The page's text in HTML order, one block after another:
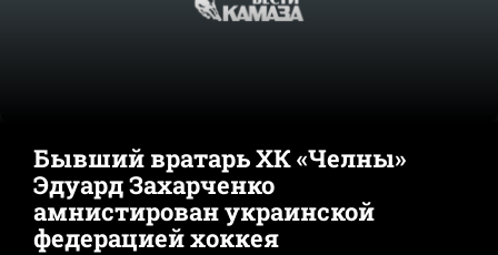
Бывший вратарь ХК «Челны»
Эдуард Захарченко
амнистирован украинской
федерацией хоккея